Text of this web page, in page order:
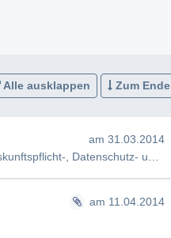
Alle ausklappen Zum Ende
am 31.03.2014
am 11.04.2014